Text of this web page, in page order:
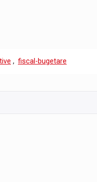
, fiscal-bugetare